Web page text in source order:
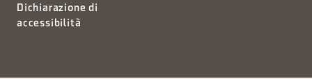
Dichiarazione di
accessibilità